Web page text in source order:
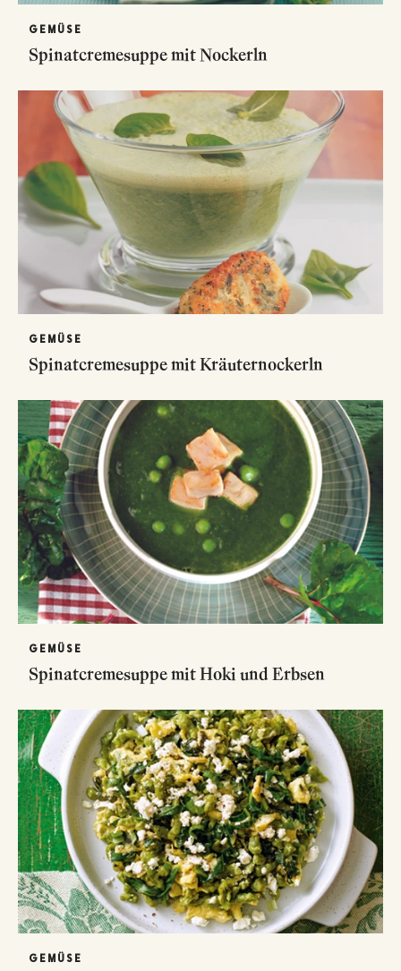
GEMÜSE
Spinatcremesuppe mit Nockerln
GEMÜSE
Spinatcremesuppe mit Kräuternockerln
GEMÜSE
Spinatcremesuppe mit Hoki und Erbsen
GEMÜSE